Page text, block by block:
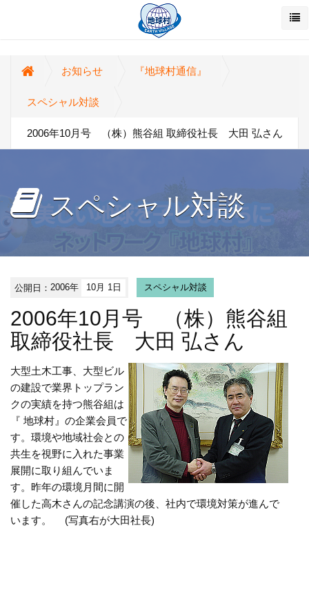
お知らせ 『地球村通信』
スペシャル対談
2006年10月号 （株）熊谷組 取締役社長 大田 弘さん
スペシャル対談
公開日：2006年 10月 1日 スペシャル対談
2006年10月号 （株）熊谷組
取締役社長 大田 弘さん
大型土木工事、大型ビル
の建設で業界トップラン
クの実績を持つ熊谷組は
『 地球村』の企業会員で
す。環境や地域社会との
共生を視野に入れた事業
展開に取り組んでいま
す。昨年の環境月間に開
催した高木さんの記念講演の後、社内で環境対策が進んで
います。 (写真右が大田社長)